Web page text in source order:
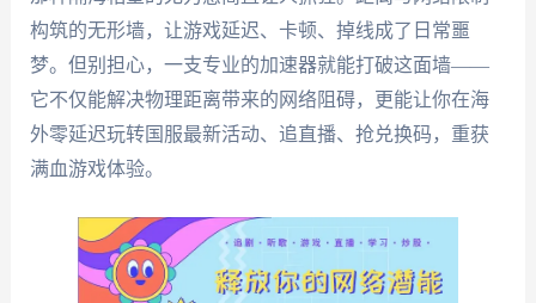
构筑的无形墙，让游戏延迟、卡顿、掉线成了日常噩
梦。但别担心，一支专业的加速器就能打破这面墙——
它不仅能解决物理距离带来的网络阻碍，更能让你在海
外零延迟玩转国服最新活动、追直播、抢兑换码，重获
满血游戏体验。